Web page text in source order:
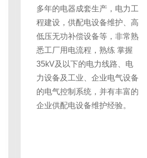
多年的电器成套生产，电力工
程建设，供配电设备维护、高
低压无功补偿设备等，非常熟
悉工厂用电流程，熟练 掌握
35kV及以下的电力线路、电
力设备及工业、企业电气设备
的电气控制系统，并有丰富的
企业供配电设备维护经验。